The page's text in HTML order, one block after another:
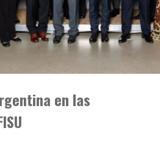
en las